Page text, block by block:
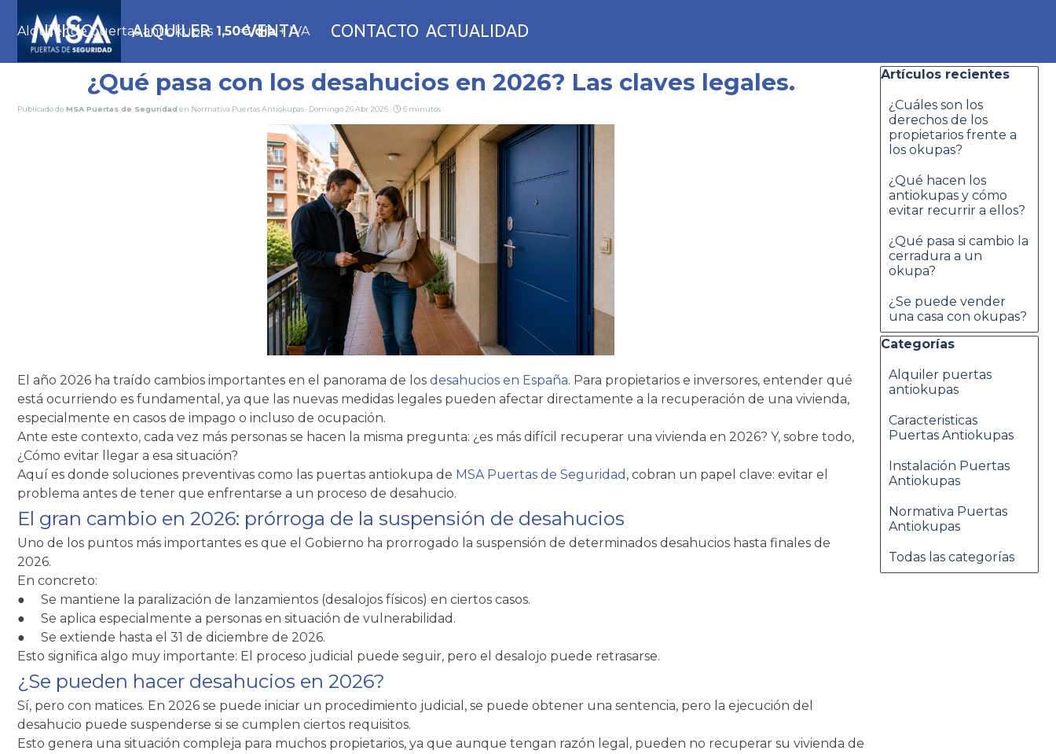
INICIO ALQUILER VENTA CONTACTO ACTUALIDAD
Alquiler de puertas antiokupas 1,50€/día + IVA
¿Qué pasa con los desahucios en 2026? Las claves legales.
Publicado de MSA Puertas de Seguridad en Normativa Puertas Antiokupas · Domingo 26 Abr 2026 · 6 minutos
El año 2026 ha traído cambios importantes en el panorama de los desahucios en España. Para propietarios e inversores, entender qué
está ocurriendo es fundamental, ya que las nuevas medidas legales pueden afectar directamente a la recuperación de una vivienda,
especialmente en casos de impago o incluso de ocupación.
Ante este contexto, cada vez más personas se hacen la misma pregunta: ¿es más difícil recuperar una vivienda en 2026? Y, sobre todo,
¿Cómo evitar llegar a esa situación?
Aquí es donde soluciones preventivas como las puertas antiokupa de MSA Puertas de Seguridad , cobran un papel clave: evitar el
problema antes de tener que enfrentarse a un proceso de desahucio.
El gran cambio en 2026: prórroga de la suspensión de desahucios
Uno de los puntos más importantes es que el Gobierno ha prorrogado la suspensión de determinados desahucios hasta finales de
2026.
En concreto:
● Se mantiene la paralización de lanzamientos (desalojos físicos) en ciertos casos.
● Se aplica especialmente a personas en situación de vulnerabilidad.
● Se extiende hasta el 31 de diciembre de 2026.
Esto significa algo muy importante: El proceso judicial puede seguir, pero el desalojo puede retrasarse.
¿Se pueden hacer desahucios en 2026?
Sí, pero con matices. En 2026 se puede iniciar un procedimiento judicial, se puede obtener una sentencia, pero la ejecución del
desahucio puede suspenderse si se cumplen ciertos requisitos.
Esto genera una situación compleja para muchos propietarios, ya que aunque tengan razón legal, pueden no recuperar su vivienda de
Saltar el bloque Artículos
Artículos recientes
¿Cuáles son los
derechos de los
propietarios frente a
los okupas?
¿Qué hacen los
antiokupas y cómo
evitar recurrir a ellos?
¿Qué pasa si cambio la
cerradura a un
okupa?
¿Se puede vender
una casa con okupas?
Saltar el bloque Categorías
Categorías
Alquiler puertas
antiokupas
Caracteristicas
Puertas Antiokupas
Instalación Puertas
Antiokupas
Normativa Puertas
Antiokupas
Todas las categorías